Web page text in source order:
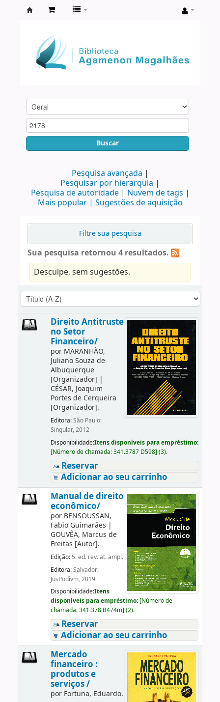
Agamenon
Magalhães
Buscar
Pesquisa avançada
Pesquisar por hierarquia
Pesquisa de autoridade
Nuvem de tags
Mais popular
Sugestões de aquisição
Filtre sua pesquisa
Sua pesquisa retornou 4 resultados.
Desculpe, sem sugestões.
Direito Antitruste
no Setor
Financeiro/
por MARANHÃO,
Juliano Souza de
Albuquerque
[Organizador] |
CÉSAR, Joaquim
Portes de Cerqueira
[Organizador].
Editora:São Paulo:
Singular, 2012
Disponibilidade:Itens disponíveis para empréstimo:
[Número de chamada:341.3787 D598] (3).
Reservar
Adicionar ao seu carrinho
Manual de direito
econômico/
por BENSOUSSAN,
Fabio Guimarães |
GOUVÊA, Marcus de
Freitas [Autor].
Edição: 5. ed. rev. at. ampl.
Editora:Salvador:
JusPodivm, 2019
Disponibilidade:Itens
disponíveis para empréstimo: [Número de
chamada:341.378 B474m] (2).
Reservar
Adicionar ao seu carrinho
Mercado
financeiro :
produtos e
serviços /
por Fortuna, Eduardo.